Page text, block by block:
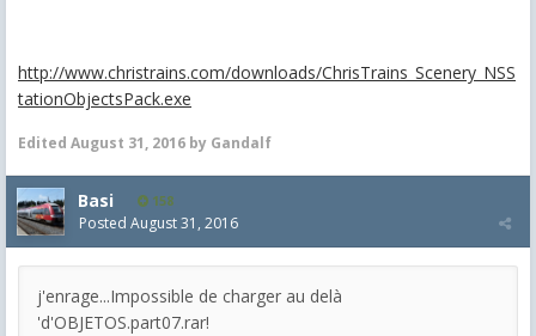
http://www.christrains.com/downloads/ChrisTrains_Scenery_NSS
tationObjectsPack.exe
Edited August 31, 2016 by Gandalf
Basi 158
Posted August 31, 2016
j'enrage...Impossible de charger au delà
'd'OBJETOS.part07.rar!